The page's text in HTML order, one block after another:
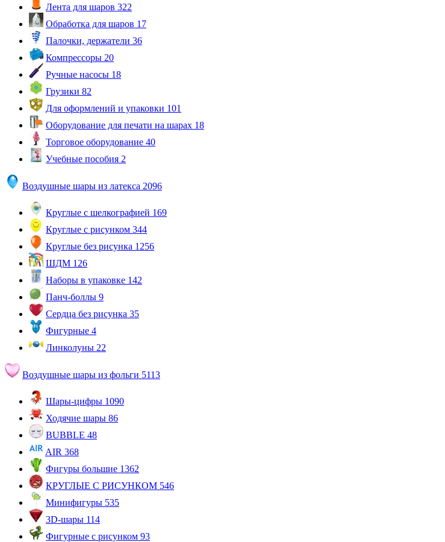
Лента для шаров 322
Обработка для шаров 17
Палочки, держатели 36
Компрессоры 20
Ручные насосы 18
Грузики 82
Для оформлений и упаковки 101
Оборудование для печати на шарах 18
Торговое оборудование 40
Учебные пособия 2
Воздушные шары из латекса 2096
Круглые с шелкографией 169
Круглые с рисунком 344
Круглые без рисунка 1256
ШДМ 126
Наборы в упаковке 142
Панч-боллы 9
Сердца без рисунка 35
Фигурные 4
Линколуны 22
Воздушные шары из фольги 5113
Шары-цифры 1090
Ходячие шары 86
BUBBLE 48
AIR 368
Фигуры большие 1362
КРУГЛЫЕ С РИСУНКОМ 546
Минифигуры 535
3D-шары 114
Фигурные с рисунком 93